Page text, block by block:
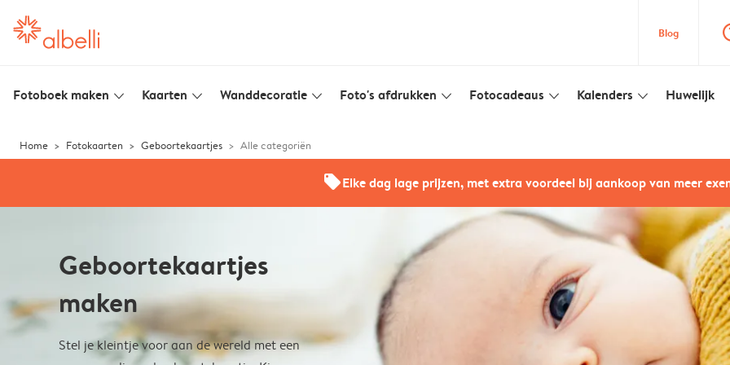
Blog
Fotoboek maken slim_arrow_down Kaarten slim_arrow_down Wanddecoratie slim_arrow_down Foto's afdrukken slim_arrow_down Fotocadeaus slim_arrow_down Kalenders slim_arrow_down Huwelijk
Home Fotokaarten Geboortekaartjes Alle categoriën
offersElke dag lage prijzen, met extra voordeel bij aankoop van meer
Geboortekaartjes
maken
Stel je kleintje voor aan de wereld met een